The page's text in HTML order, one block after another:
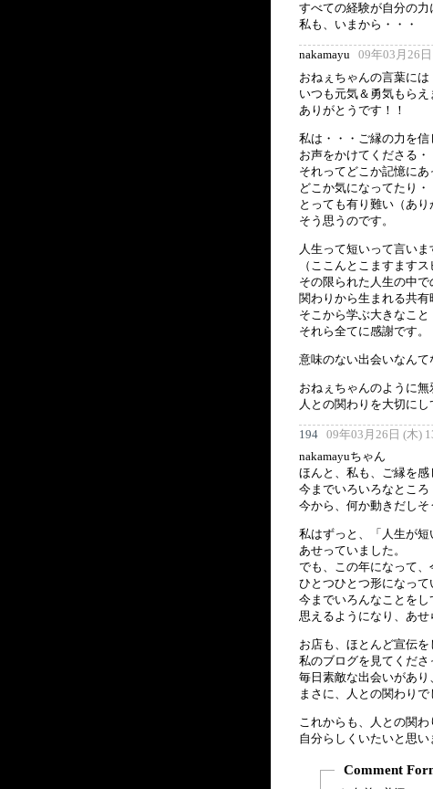
すべての経験が自分の力
私も、いまから・・・
nakamayu
09年03月26
おねぇちゃんの言葉には
いつも元気＆勇気もらえ
ありがとうです！！
私は・・・ご縁の力を信
お声をかけてくださる・
それってどこか記憶にあ
どこか気になってたり・
とっても有り難い（あ
そう思うのです。
人生って短いって言いま
（ここんとこますます
その限られた人生の中で
関わりから生まれる共有
そこから学ぶ大きなこと
それら全てに感謝です。
意味のない出会いなんて
おねぇちゃんのように
人との関わりを大切に
194
09年03月26日 (木)
nakamayuちゃん
ほんと、私も、ご縁を感
今までいろいろなとこ
今から、何か動きだしそ
私はずっと、「人生が
あせっていました。
でも、この年になって
ひとつひとつ形になって
今までいろんなことを
思えるようになり、あせ
お店も、ほとんど宣伝
私のブログを見てくだ
毎日素敵な出会いがあり
まさに、人との関わりで
これからも、人との関わ
自分らしくいたいと思い
Comment